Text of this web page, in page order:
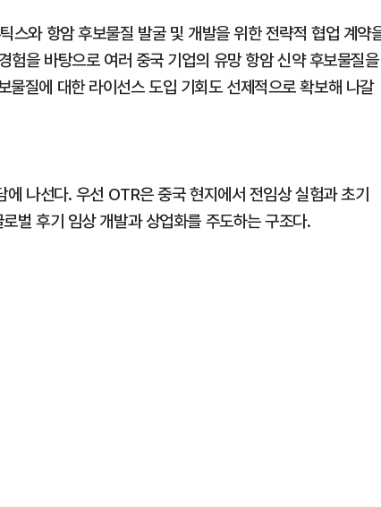
와 항암 후보물질 발굴 및 개발을 위한 전략적 협업 계약
을 바탕으로 여러 중국 기업의 유망 항암 신약 후보물질을
질에 대한 라이선스 도입 기회도 선제적으로 확보해 나갈
나선다. 우선 OTR은 중국 현지에서 전임상 실험과 초기
벌 후기 임상 개발과 상업화를 주도하는 구조다.